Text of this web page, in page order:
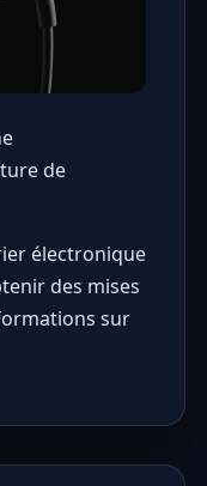
de
électronique
des mises
sur